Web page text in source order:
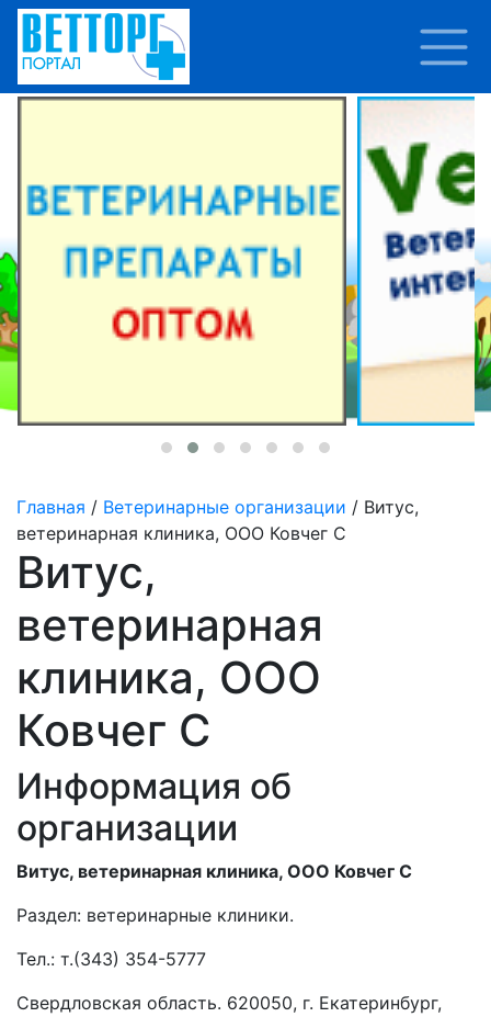
Главная / Ветеринарные организации / Витус,
ветеринарная клиника, ООО Ковчег С
Витус,
ветеринарная
клиника, ООО
Ковчег С
Информация об
организации
Витус, ветеринарная клиника, ООО Ковчег С
Раздел: ветеринарные клиники.
Тел.: т.(343) 354-5777
Свердловская область. 620050, г. Екатеринбург,